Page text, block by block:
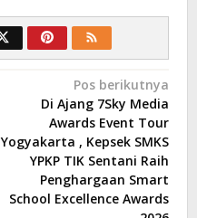
Pos berikutnya
Di Ajang 7Sky Media
Awards Event Tour
Yogyakarta , Kepsek SMKS
YPKP TIK Sentani Raih
Penghargaan Smart
School Excellence Awards